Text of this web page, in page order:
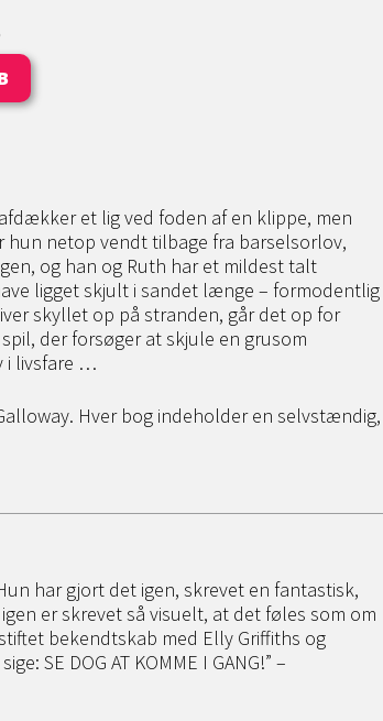
et lig ved foden af en klippe, men
hun netop vendt tilbage fra barselsorlov,
og han og Ruth har et mildest talt
ligget skjult i sandet længe – formodentlig
skyllet op på stranden, går det op for
der forsøger at skjule en grusom
i livsfare …
Hver bog indeholder en selvstændig,
har gjort det igen, skrevet en fantastisk,
er skrevet så visuelt, at det føles som om
bekendtskab med Elly Griffiths og
SE DOG AT KOMME I GANG!” –